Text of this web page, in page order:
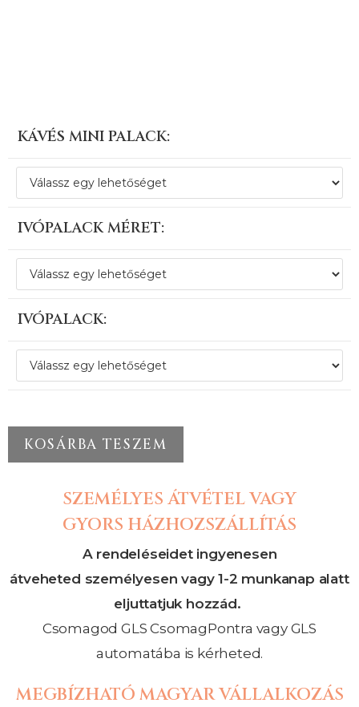
KÁVÉS MINI PALACK:
IVÓPALACK MÉRET:
IVÓPALACK:
KOSÁRBA TESZEM
SZEMÉLYES ÁTVÉTEL VAGY
GYORS HÁZHOZSZÁLLÍTÁS
A rendeléseidet ingyenesen
átveheted személyesen vagy 1-2 munkanap alatt
eljuttatjuk hozzád.
Csomagod GLS CsomagPontra vagy GLS
automatába is kérheted.
MEGBÍZHATÓ MAGYAR VÁLLALKOZÁS